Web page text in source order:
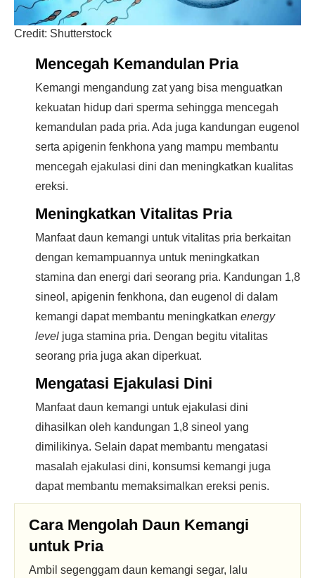
Credit: Shutterstock
Mencegah Kemandulan Pria
Kemangi mengandung zat yang bisa menguatkan
kekuatan hidup dari sperma sehingga mencegah
kemandulan pada pria. Ada juga kandungan eugenol
serta apigenin fenkhona yang mampu membantu
mencegah ejakulasi dini dan meningkatkan kualitas
ereksi.
Meningkatkan Vitalitas Pria
Manfaat daun kemangi untuk vitalitas pria berkaitan
dengan kemampuannya untuk meningkatkan
stamina dan energi dari seorang pria. Kandungan 1,8
sineol, apigenin fenkhona, dan eugenol di dalam
kemangi dapat membantu meningkatkan energy
level juga stamina pria. Dengan begitu vitalitas
seorang pria juga akan diperkuat.
Mengatasi Ejakulasi Dini
Manfaat daun kemangi untuk ejakulasi dini
dihasilkan oleh kandungan 1,8 sineol yang
dimilikinya. Selain dapat membantu mengatasi
masalah ejakulasi dini, konsumsi kemangi juga
dapat membantu memaksimalkan ereksi penis.
Cara Mengolah Daun Kemangi
untuk Pria
Ambil segenggam daun kemangi segar, lalu